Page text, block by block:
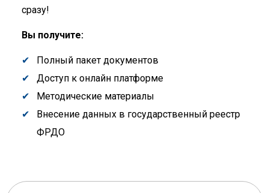
сразу!
Вы получите:
Полный пакет документов
Доступ к онлайн платформе
Методические материалы
Внесение данных в государственный реестр
ФРДО